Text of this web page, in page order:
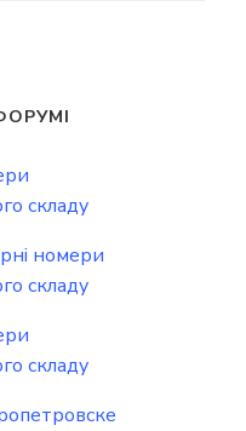
складу
номери
складу
складу